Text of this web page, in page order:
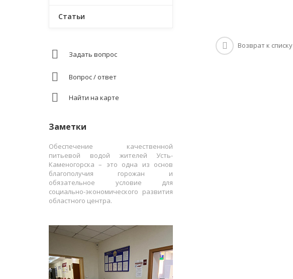
Возврат к списку
Статьи
Задать вопрос
Вопрос / ответ
Найти на карте
Заметки
Обеспечение качественной
питьевой водой жителей Усть-
Каменогорска – это одна из основ
благополучия горожан и
обязательное условие для
социально-экономического развития
областного центра.